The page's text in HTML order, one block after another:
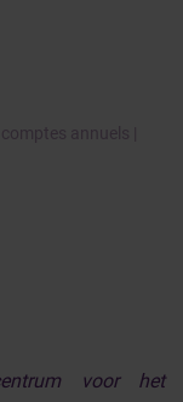
annuels |
voor het